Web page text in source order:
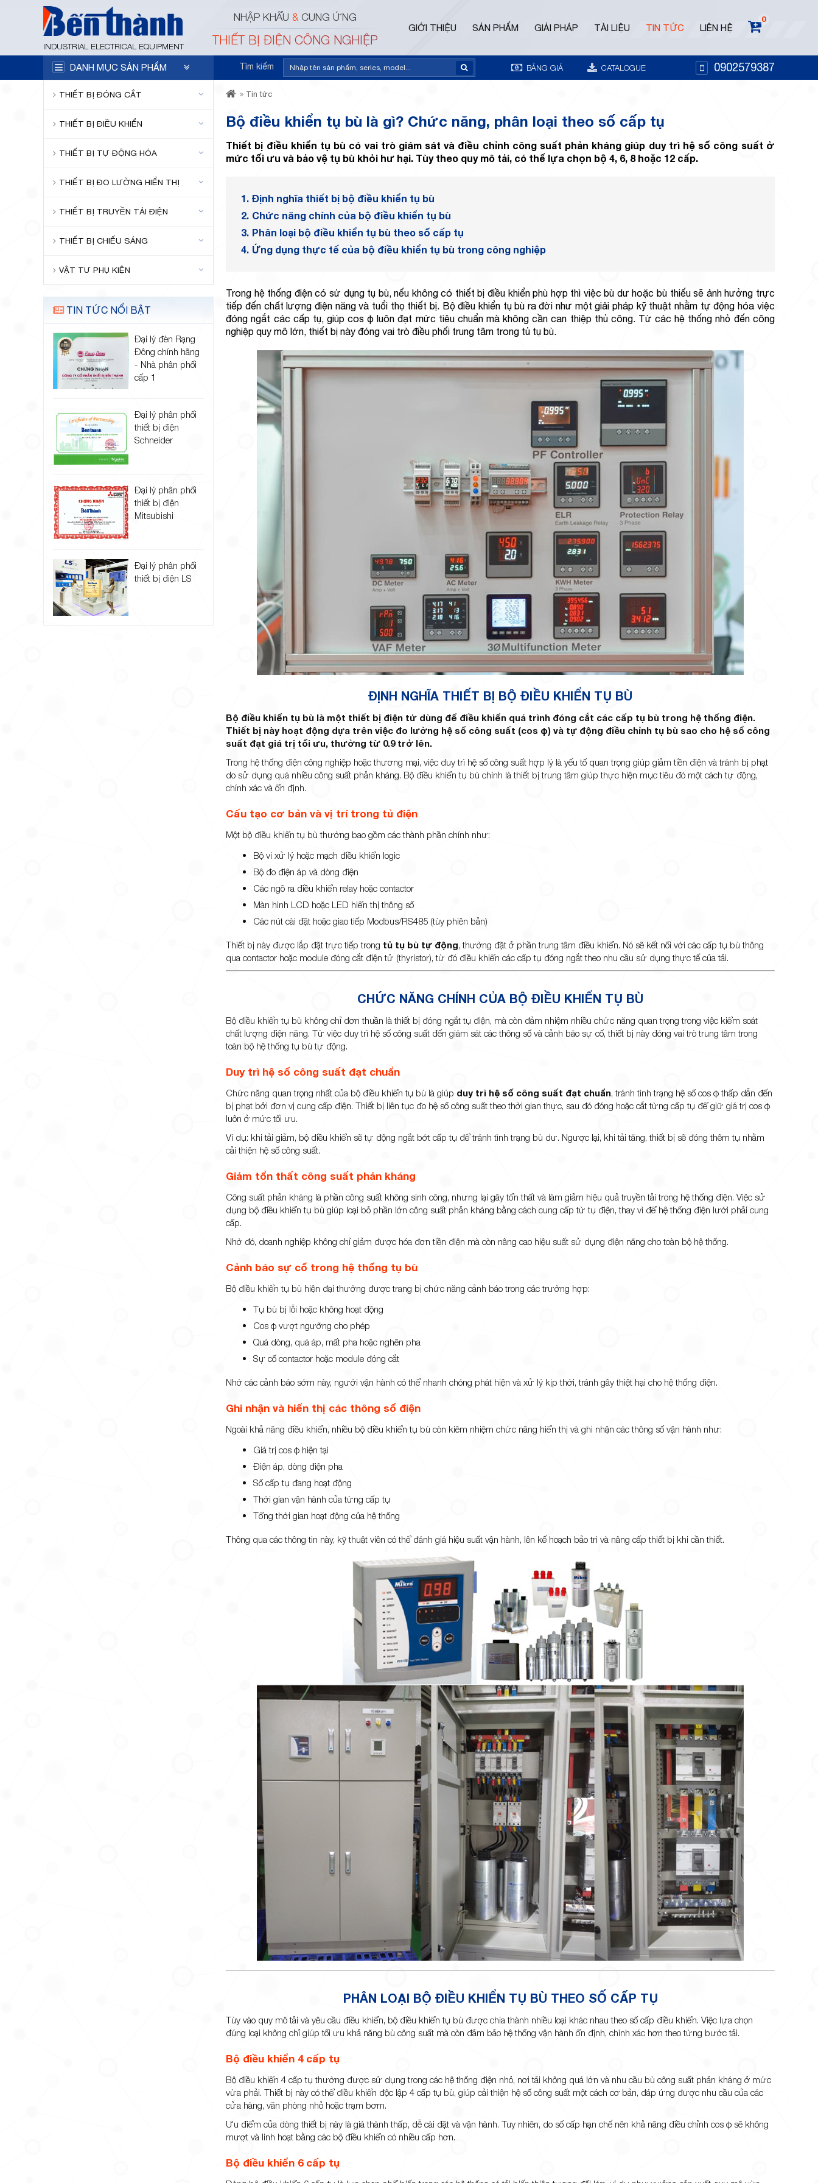
INDUSTRIAL ELECTRICAL EQUIPMENT
NHẬP KHẨU &CUNG ỨNG
THIẾT BỊ ĐIỆN CÔNG NGHIỆP
GIỚI THIỆU SẢN PHẨM GIẢI PHÁP TÀI LIỆU TIN TỨC LIÊN HỆ
0
DANH MỤC SẢN PHẨM
THIẾT BỊ ĐÓNG CẮT
THIẾT BỊ ĐIỀU KHIỂN
THIẾT BỊ TỰ ĐỘNG HÓA
THIẾT BỊ ĐO LƯỜNG HIỂN THỊ
THIẾT BỊ TRUYỀN TẢI ĐIỆN
THIẾT BỊ CHIẾU SÁNG
VẬT TƯ PHỤ KIỆN
Tìm kiếm BẢNG GIÁ CATALOGUE 0902579387
TIN TỨC NỔI BẬT
Đại lý đèn Rạng
Đông chính hãng
- Nhà phân phối
cấp 1
Đại lý phân phối
thiết bị điện
Schneider
Đại lý phân phối
thiết bị điện
Mitsubishi
Đại lý phân phối
thiết bị điện LS
Tin tức
Bộ điều khiển tụ bù là gì? Chức năng, phân loại theo số cấp tụ
Thiết bị điều khiển tụ bù có vai trò giám sát và điều chỉnh công suất phản kháng giúp duy trì hệ số công suất ở
mức tối ưu và bảo vệ tụ bù khỏi hư hại. Tùy theo quy mô tải, có thể lựa chọn bộ 4, 6, 8 hoặc 12 cấp.
1. Định nghĩa thiết bị bộ điều khiển tụ bù
2. Chức năng chính của bộ điều khiển tụ bù
3. Phân loại bộ điều khiển tụ bù theo số cấp tụ
4. Ứng dụng thực tế của bộ điều khiển tụ bù trong công nghiệp
Trong hệ thống điện có sử dụng tụ bù, nếu không có thiết bị điều khiển phù hợp thì việc bù dư hoặc bù thiếu sẽ ảnh hưởng trực
tiếp đến chất lượng điện năng và tuổi thọ thiết bị. Bộ điều khiển tụ bù ra đời như một giải pháp kỹ thuật nhằm tự động hóa việc
đóng ngắt các cấp tụ, giúp cos φ luôn đạt mức tiêu chuẩn mà không cần can thiệp thủ công. Từ các hệ thống nhỏ đến công
nghiệp quy mô lớn, thiết bị này đóng vai trò điều phối trung tâm trong tủ tụ bù.
ĐỊNH NGHĨA THIẾT BỊ BỘ ĐIỀU KHIỂN TỤ BÙ
Bộ điều khiển tụ bù là một thiết bị điện tử dùng để điều khiển quá trình đóng cắt các cấp tụ bù trong hệ thống điện.
Thiết bị này hoạt động dựa trên việc đo lường hệ số công suất (cos φ) và tự động điều chỉnh tụ bù sao cho hệ số công
suất đạt giá trị tối ưu, thường từ 0.9 trở lên.
Trong hệ thống điện công nghiệp hoặc thương mại, việc duy trì hệ số công suất hợp lý là yếu tố quan trọng giúp giảm tiền điện và tránh bị phạt
do sử dụng quá nhiều công suất phản kháng. Bộ điều khiển tụ bù chính là thiết bị trung tâm giúp thực hiện mục tiêu đó một cách tự động,
chính xác và ổn định.
Cấu tạo cơ bản và vị trí trong tủ điện
Một bộ điều khiển tụ bù thường bao gồm các thành phần chính như:
Bộ vi xử lý hoặc mạch điều khiển logic
Bộ đo điện áp và dòng điện
Các ngõ ra điều khiển relay hoặc contactor
Màn hình LCD hoặc LED hiển thị thông số
Các nút cài đặt hoặc giao tiếp Modbus/RS485 (tùy phiên bản)
Thiết bị này được lắp đặt trực tiếp trong tủ tụ bù tự động, thường đặt ở phần trung tâm điều khiển. Nó sẽ kết nối với các cấp tụ bù thông
qua contactor hoặc module đóng cắt điện tử (thyristor), từ đó điều khiển các cấp tụ đóng ngắt theo nhu cầu sử dụng thực tế của tải.
CHỨC NĂNG CHÍNH CỦA BỘ ĐIỀU KHIỂN TỤ BÙ
Bộ điều khiển tụ bù không chỉ đơn thuần là thiết bị đóng ngắt tụ điện, mà còn đảm nhiệm nhiều chức năng quan trọng trong việc kiểm soát
chất lượng điện năng. Từ việc duy trì hệ số công suất đến giám sát các thông số và cảnh báo sự cố, thiết bị này đóng vai trò trung tâm trong
toàn bộ hệ thống tụ bù tự động.
Duy trì hệ số công suất đạt chuẩn
Chức năng quan trọng nhất của bộ điều khiển tụ bù là giúp duy trì hệ số công suất đạt chuẩn, tránh tình trạng hệ số cos φ thấp dẫn đến
bị phạt bởi đơn vị cung cấp điện. Thiết bị liên tục đo hệ số công suất theo thời gian thực, sau đó đóng hoặc cắt từng cấp tụ để giữ giá trị cos φ
luôn ở mức tối ưu.
Ví dụ: khi tải giảm, bộ điều khiển sẽ tự động ngắt bớt cấp tụ để tránh tình trạng bù dư. Ngược lại, khi tải tăng, thiết bị sẽ đóng thêm tụ nhằm
cải thiện hệ số công suất.
Giảm tổn thất công suất phản kháng
Công suất phản kháng là phần công suất không sinh công, nhưng lại gây tổn thất và làm giảm hiệu quả truyền tải trong hệ thống điện. Việc sử
dụng bộ điều khiển tụ bù giúp loại bỏ phần lớn công suất phản kháng bằng cách cung cấp từ tụ điện, thay vì để hệ thống điện lưới phải cung
cấp.
Nhờ đó, doanh nghiệp không chỉ giảm được hóa đơn tiền điện mà còn nâng cao hiệu suất sử dụng điện năng cho toàn bộ hệ thống.
Cảnh báo sự cố trong hệ thống tụ bù
Bộ điều khiển tụ bù hiện đại thường được trang bị chức năng cảnh báo trong các trường hợp:
Tụ bù bị lỗi hoặc không hoạt động
Cos φ vượt ngưỡng cho phép
Quá dòng, quá áp, mất pha hoặc nghẽn pha
Sự cố contactor hoặc module đóng cắt
Nhờ các cảnh báo sớm này, người vận hành có thể nhanh chóng phát hiện và xử lý kịp thời, tránh gây thiệt hại cho hệ thống điện.
Ghi nhận và hiển thị các thông số điện
Ngoài khả năng điều khiển, nhiều bộ điều khiển tụ bù còn kiêm nhiệm chức năng hiển thị và ghi nhận các thông số vận hành như:
Giá trị cos φ hiện tại
Điện áp, dòng điện pha
Số cấp tụ đang hoạt động
Thời gian vận hành của từng cấp tụ
Tổng thời gian hoạt động của hệ thống
Thông qua các thông tin này, kỹ thuật viên có thể đánh giá hiệu suất vận hành, lên kế hoạch bảo trì và nâng cấp thiết bị khi cần thiết.
PHÂN LOẠI BỘ ĐIỀU KHIỂN TỤ BÙ THEO SỐ CẤP TỤ
Tùy vào quy mô tải và yêu cầu điều khiển, bộ điều khiển tụ bù được chia thành nhiều loại khác nhau theo số cấp điều khiển. Việc lựa chọn
đúng loại không chỉ giúp tối ưu khả năng bù công suất mà còn đảm bảo hệ thống vận hành ổn định, chính xác hơn theo từng bước tải.
Bộ điều khiển 4 cấp tụ
Bộ điều khiển 4 cấp tụ thường được sử dụng trong các hệ thống điện nhỏ, nơi tải không quá lớn và nhu cầu bù công suất phản kháng ở mức
vừa phải. Thiết bị này có thể điều khiển độc lập 4 cấp tụ bù, giúp cải thiện hệ số công suất một cách cơ bản, đáp ứng được nhu cầu của các
cửa hàng, văn phòng nhỏ hoặc trạm bơm.
Ưu điểm của dòng thiết bị này là giá thành thấp, dễ cài đặt và vận hành. Tuy nhiên, do số cấp hạn chế nên khả năng điều chỉnh cos φ sẽ không
mượt và linh hoạt bằng các bộ điều khiển có nhiều cấp hơn.
Bộ điều khiển 6 cấp tụ